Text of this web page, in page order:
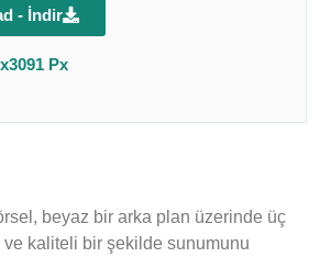
- İndir
Px
beyaz bir arka plan üzerinde üç
ve kaliteli bir şekilde sunumunu